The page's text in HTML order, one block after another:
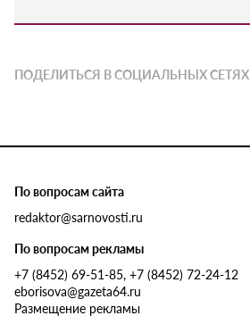
ПОДЕЛИТЬСЯ В СОЦИАЛЬНЫХ СЕТЯХ
По вопросам сайта
redaktor@sarnovosti.ru
По вопросам рекламы
+7 (8452) 69-51-85, +7 (8452) 72-24-12
eborisova@gazeta64.ru
Размещение рекламы